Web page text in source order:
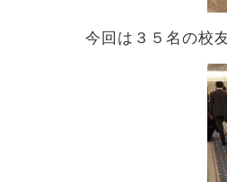
今回は３５名の校